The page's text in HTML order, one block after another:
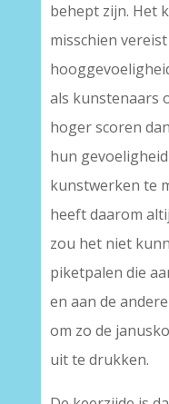
behept zijn. Het
misschien
als kunstenaars
hoger scoren
hun
kunstwerken te
heeft daarom
zou het niet
piketpalen die
en aan de
om zo de
uit te drukken.